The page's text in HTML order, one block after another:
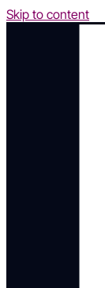
Skip to content